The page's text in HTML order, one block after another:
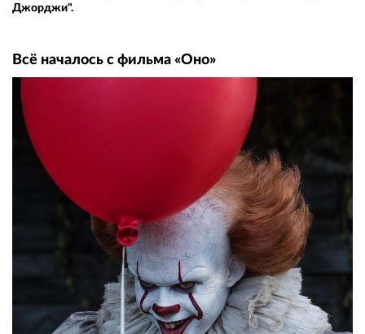
Джорджи".
Всё началось с фильма «Оно»